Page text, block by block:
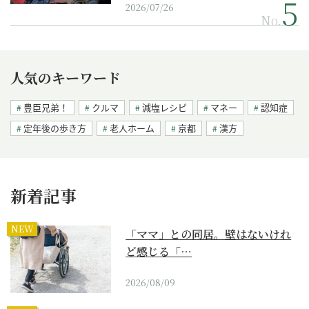
2026/07/26
No.
人気のキーワード
豊臣兄弟！ クルマ 減塩レシピ マネー
認知症
定年後の歩き方
老人ホーム 京都 漢方
新着記事
NEW
「ママ」との同居。壁はないけれ
ど感じる「…
2026/08/09